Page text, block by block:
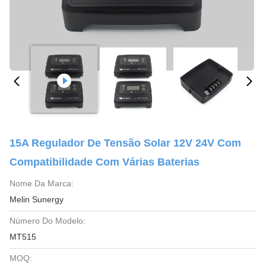
15A Regulador De Tensão Solar 12V 24V Com
Compatibilidade Com Várias Baterias
Nome Da Marca:
Melin Sunergy
Número Do Modelo:
MT515
MOQ: